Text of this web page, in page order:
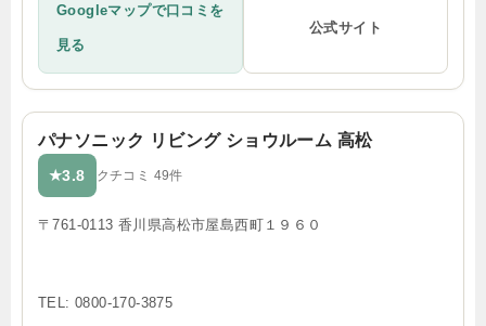
Googleマップで口コミを
見る
公式サイト
パナソニック リビング ショウルーム 高松
★3.8 クチコミ 49件
〒761-0113 香川県高松市屋島西町１９６０
TEL: 0800-170-3875